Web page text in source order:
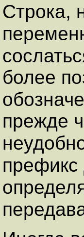
Строка,
более
прежде